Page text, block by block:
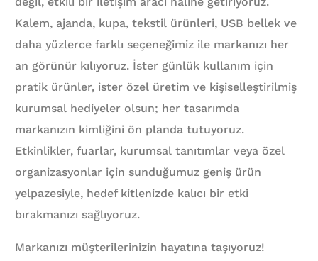
Kalem, ajanda, kupa, tekstil ürünleri, USB bellek ve
daha yüzlerce farklı seçeneğimiz ile markanızı her
an görünür kılıyoruz. İster günlük kullanım için
pratik ürünler, ister özel üretim ve kişiselleştirilmiş
kurumsal hediyeler olsun; her tasarımda
markanızın kimliğini ön planda tutuyoruz.
Etkinlikler, fuarlar, kurumsal tanıtımlar veya özel
organizasyonlar için sunduğumuz geniş ürün
yelpazesiyle, hedef kitlenizde kalıcı bir etki
bırakmanızı sağlıyoruz.
Markanızı müşterilerinizin hayatına taşıyoruz!